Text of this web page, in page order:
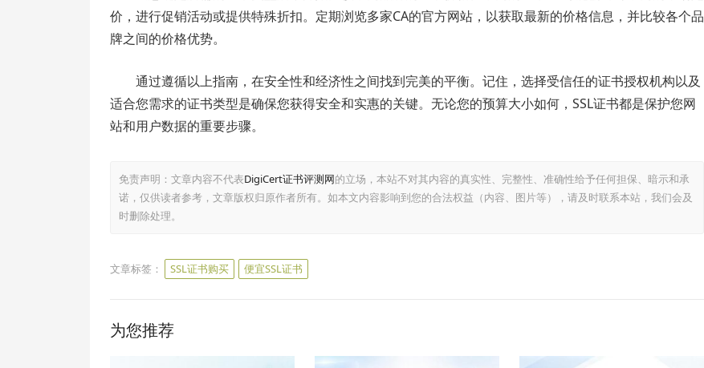
价，进行促销活动或提供特殊折扣。定期浏览多家CA的官方网站，以获取最新的价格信息，并比较各个品
牌之间的价格优势。
通过遵循以上指南，在安全性和经济性之间找到完美的平衡。记住，选择受信任的证书授权机构以及
适合您需求的证书类型是确保您获得安全和实惠的关键。无论您的预算大小如何，SSL证书都是保护您网
站和用户数据的重要步骤。
免责声明：文章内容不代表DigiCert证书评测网的立场，本站不对其内容的真实性、完整性、准确性给予任何担保、暗示和承
诺，仅供读者参考，文章版权归原作者所有。如本文内容影响到您的合法权益（内容、图片等），请及时联系本站，我们会及
时删除处理。
文章标签： SSL证书购买 便宜SSL证书
为您推荐